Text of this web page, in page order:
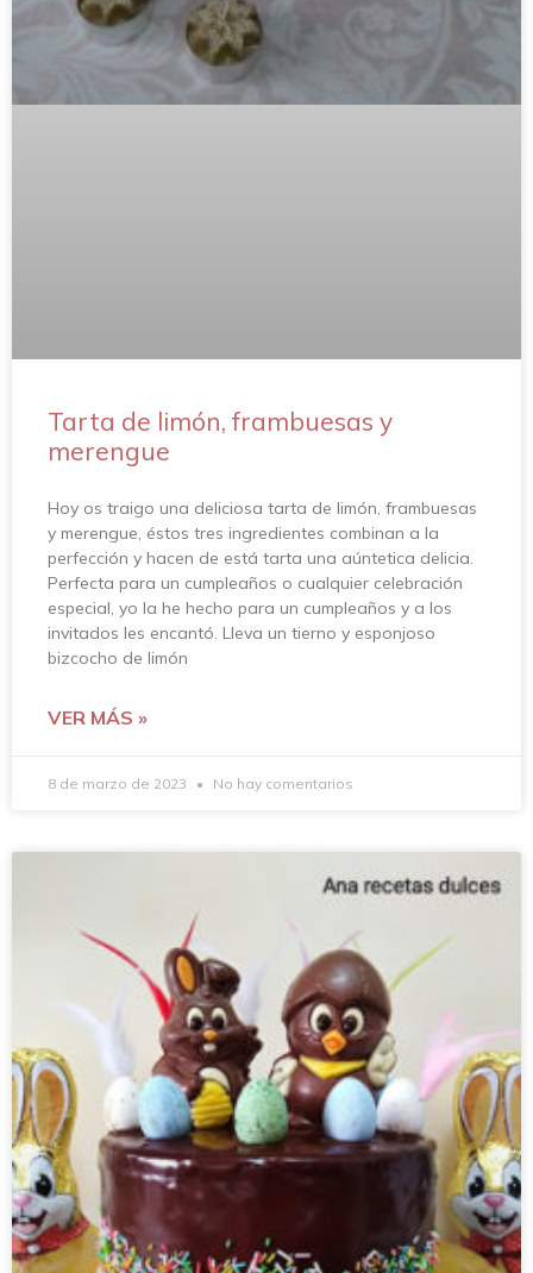
Tarta de limón, frambuesas y
merengue
Hoy os traigo una deliciosa tarta de limón, frambuesas
y merengue, éstos tres ingredientes combinan a la
perfección y hacen de está tarta una aúntetica delicia.
Perfecta para un cumpleaños o cualquier celebración
especial, yo la he hecho para un cumpleaños y a los
invitados les encantó. Lleva un tierno y esponjoso
bizcocho de limón
VER MÁS »
8 de marzo de 2023 No hay comentarios